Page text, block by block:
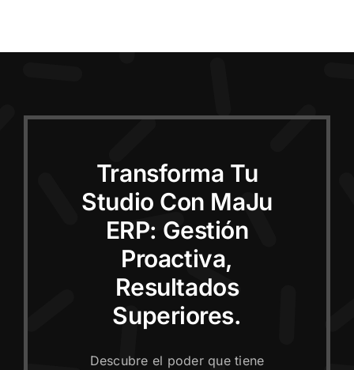
Transforma Tu
Studio Con MaJu
ERP: Gestión
Proactiva,
Resultados
Superiores.
Descubre el poder que tiene